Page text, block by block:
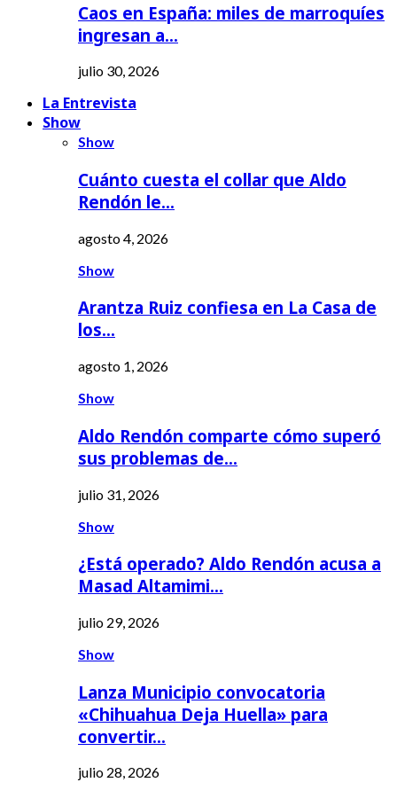
Caos en España: miles de marroquíes
ingresan a…
julio 30, 2026
La Entrevista
Show
Show
Cuánto cuesta el collar que Aldo
Rendón le…
agosto 4, 2026
Show
Arantza Ruiz confiesa en La Casa de
los…
agosto 1, 2026
Show
Aldo Rendón comparte cómo superó
sus problemas de…
julio 31, 2026
Show
¿Está operado? Aldo Rendón acusa a
Masad Altamimi…
julio 29, 2026
Show
Lanza Municipio convocatoria
«Chihuahua Deja Huella» para
convertir…
julio 28, 2026